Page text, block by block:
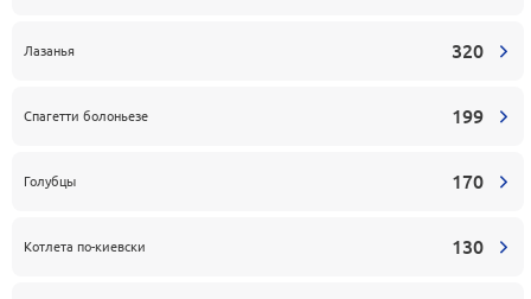
Лазанья 320
Спагетти болоньезе 199
Голубцы 170
Котлета по-киевски 130